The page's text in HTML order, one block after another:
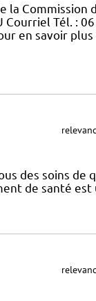
la Commission
Tél. :
en savoir
des soins de
de santé est